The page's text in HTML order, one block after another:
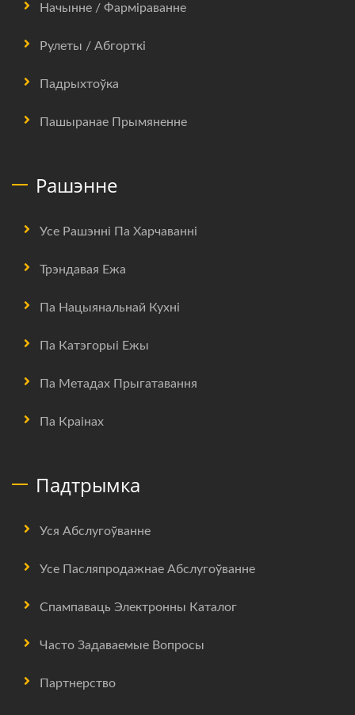
Начынне / Фарміраванне
Рулеты / Абгорткі
Падрыхтоўка
Пашыранае Прымяненне
Рашэнне
Усе Рашэнні Па Харчаванні
Трэндавая Ежа
Па Нацыянальнай Кухні
Па Катэгорыі Ежы
Па Метадах Прыгатавання
Па Краінах
Падтрымка
Уся Абслугоўванне
Усе Пасляпродажнае Абслугоўванне
Спампаваць Электронны Каталог
Часто Задаваемые Вопросы
Партнерство